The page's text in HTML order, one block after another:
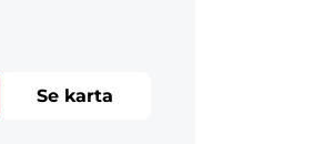
Se karta